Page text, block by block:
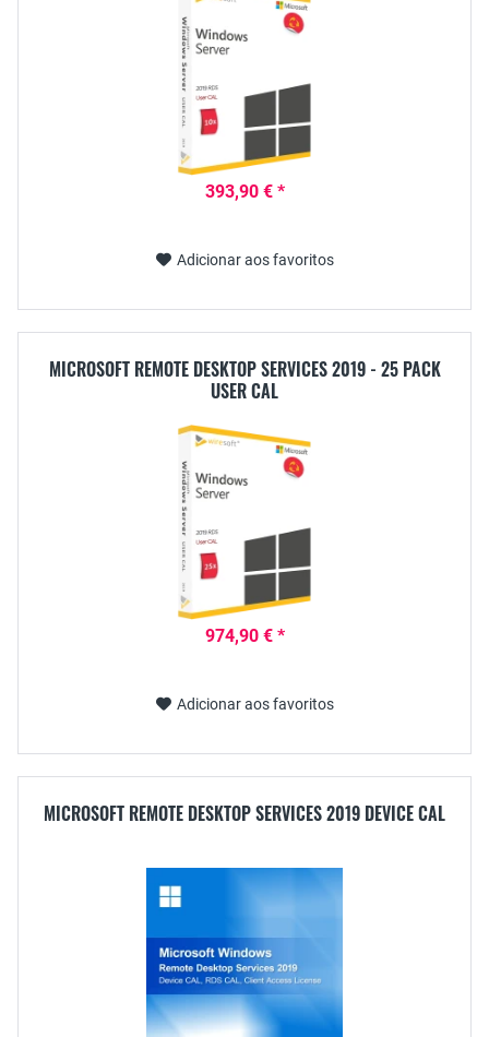
393,90 € *
Adicionar aos favoritos
MICROSOFT REMOTE DESKTOP SERVICES 2019 - 25 PACK
USER CAL
974,90 € *
Adicionar aos favoritos
MICROSOFT REMOTE DESKTOP SERVICES 2019 DEVICE CAL